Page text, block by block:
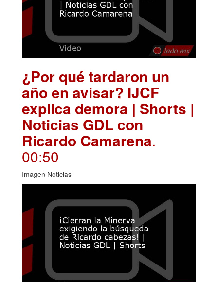
¿Por qué tardaron un
año en avisar? IJCF
explica demora | Shorts |
Noticias GDL con
Ricardo Camarena.
00:50
Imagen Noticias